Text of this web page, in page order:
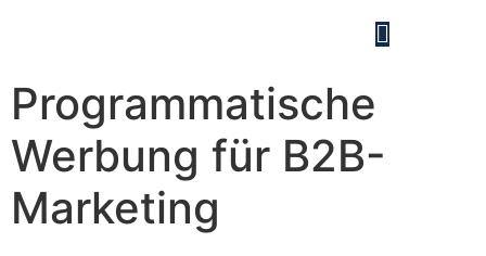
Programmatische
Werbung für B2B-
Marketing